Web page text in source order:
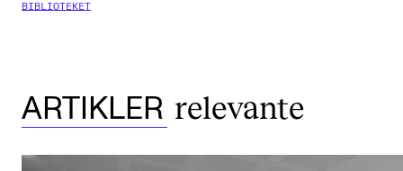
BIBLIOTEKET
ARTIKLER relevante